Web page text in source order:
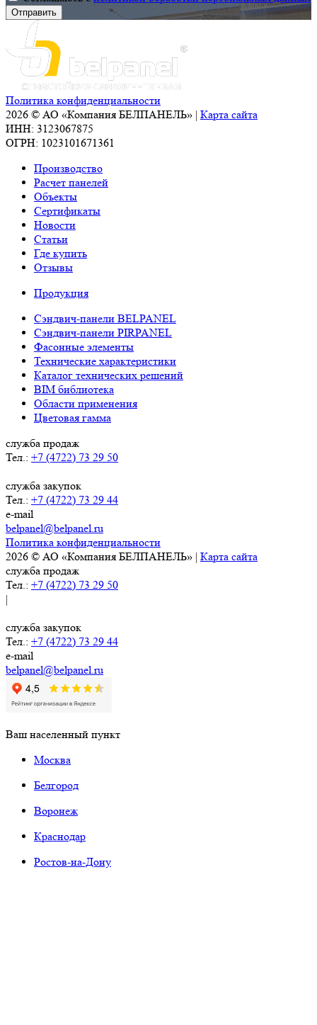
Политика конфиденциальности
2026 © АО «Компания БЕЛПАНЕЛЬ» | Карта сайта
ИНН: 3123067875
ОГРН: 1023101671361
Производство
Расчет панелей
Объекты
Сертификаты
Новости
Статьи
Где купить
Отзывы
Продукция
Сэндвич-панели BELPANEL
Сэндвич-панели PIRPANEL
Фасонные элементы
Технические характеристики
Каталог технических решений
BIM библиотека
Области применения
Цветовая гамма
служба продаж
Тел.: +7 (4722) 73 29 50
служба закупок
Тел.: +7 (4722) 73 29 44
e-mail
belpanel@belpanel.ru
Политика конфиденциальности
2026 © АО «Компания БЕЛПАНЕЛЬ» | Карта сайта
служба продаж
Тел.: +7 (4722) 73 29 50
|
служба закупок
Тел.: +7 (4722) 73 29 44
e-mail
belpanel@belpanel.ru
Ваш населенный пункт
Москва
Белгород
Воронеж
Краснодар
Ростов-на-Дону